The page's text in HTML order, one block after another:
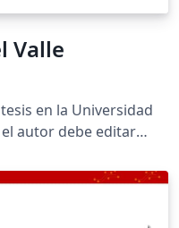
Valle
en la Universidad
el autor debe editar